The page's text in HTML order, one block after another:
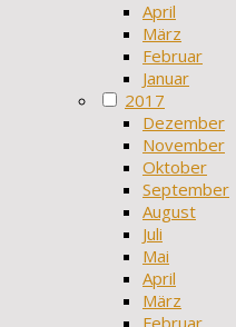
April
März
Februar
Januar
2017
Dezember
November
Oktober
September
August
Juli
Mai
April
März
Februar